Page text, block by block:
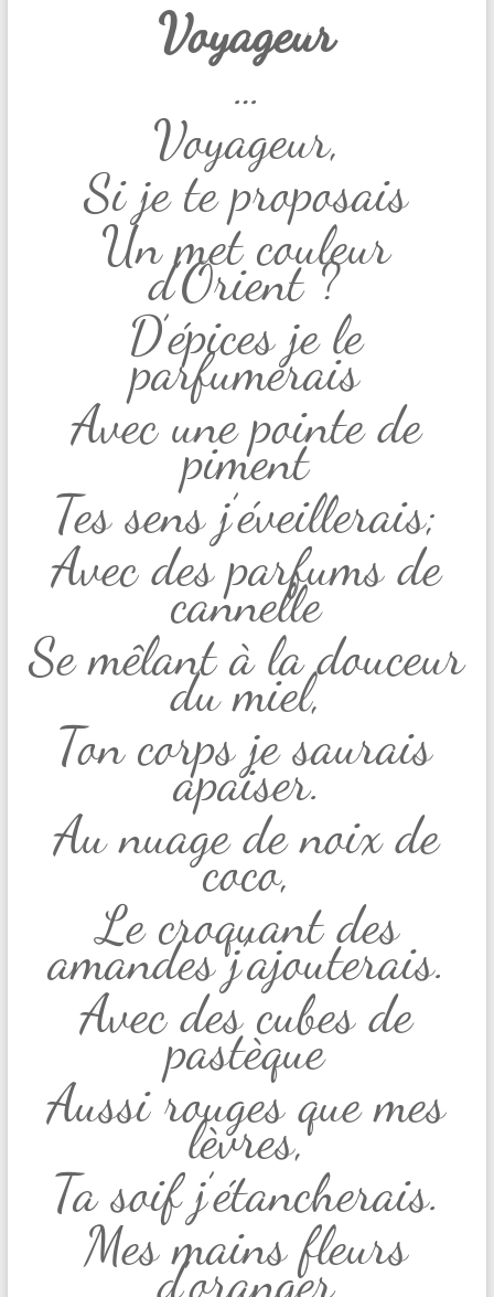
Voyageur
…
Voyageur,
Si je te proposais
Un met couleur
d’Orient ?
D’épices je le
parfumerais
Avec une pointe de
piment
Tes sens j’éveillerais;
Avec des parfums de
cannelle
Se mêlant à la douceur
du miel,
Ton corps je saurais
apaiser.
Au nuage de noix de
coco,
Le croquant des
amandes j’ajouterais.
Avec des cubes de
pastèque
Aussi rouges que mes
lèvres,
Ta soif j’étancherais.
Mes mains fleurs
d’oranger